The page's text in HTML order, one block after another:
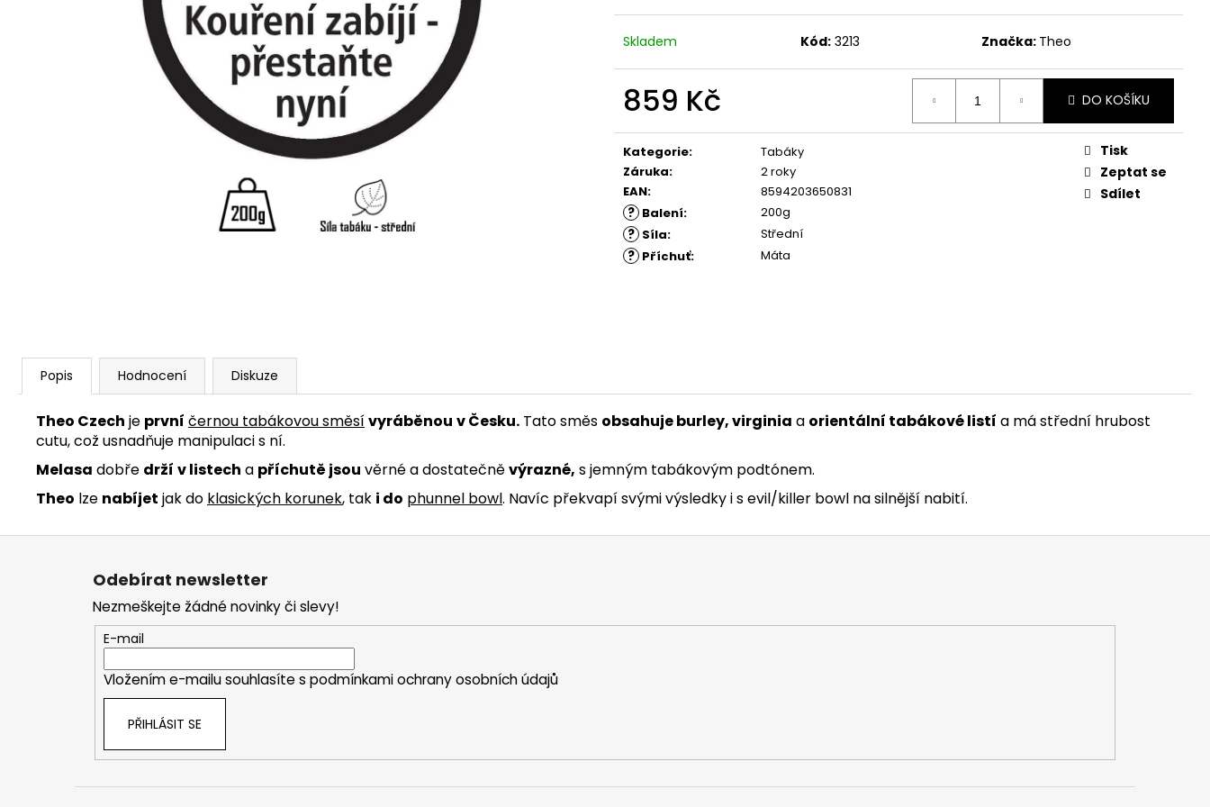
Skladem Kód: 3213 Značka: Theo
859 Kč
cena:
DO KOŠÍKU
Kategorie:
Tabáky
Záruka:
2 roky
EAN: 8594203650831
? Balení: 200g
? Síla: Střední
? Příchuť: Máta
Tisk
Zeptat se
Sdílet
Popis Hodnocení Diskuze
Theo Czech je první černou tabákovou směsívyráběnou v Česku. Tato směs obsahuje burley, virginia a orientální tabákové listí a má střední hrubost
cutu, což usnadňuje manipulaci s ní.
Melasa dobře drží v listech a příchutě jsou věrné a dostatečněvýrazné, s jemným tabákovým podtónem.
Theo lze nabíjet jak do klasických korunek, tak i do phunnel bowl. Navíc překvapí svými výsledky i s evil/killer bowl na silnější nabití.
Z
Odebírat newsletter
Nezmeškejte žádné novinky či slevy!
E-mail
Vložením e-mailu souhlasíte s podmínkami ochrany osobních údajů
PŘIHLÁSIT SE